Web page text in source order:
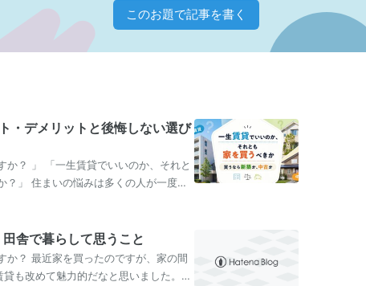
このお題で記事を書く
・デメリットと後悔しない選び
か？ 」 「一生賃貸でいいのか、それと
？」 住まいの悩みは多くの人が一度は
舎で暮らして思うこと
か？ 最近家を買ったのですが、家の間
も改めて魅力的だなと思いました。皆